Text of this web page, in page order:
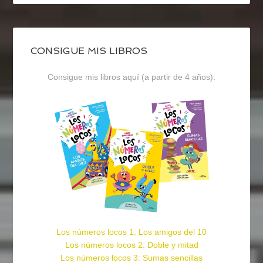
CONSIGUE MIS LIBROS
Consigue mis libros aquí (a partir de 4 años):
Los números locos 1: Los amigos del 10
Los números locos 2: Doble y mitad
Los números locos 3: Sumas sencillas